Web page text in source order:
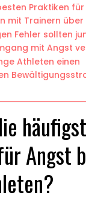
Praktiken
mit Trainern über
Fehler sollten
mit Angst
Athleten einen
Angst